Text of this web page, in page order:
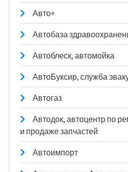
Авто+
Автобаза
Автоблеск, автомойка
АвтоБуксир, служба
Автогаз
Автодок, автоцентр по
и продаже запчастей
Автоимпорт